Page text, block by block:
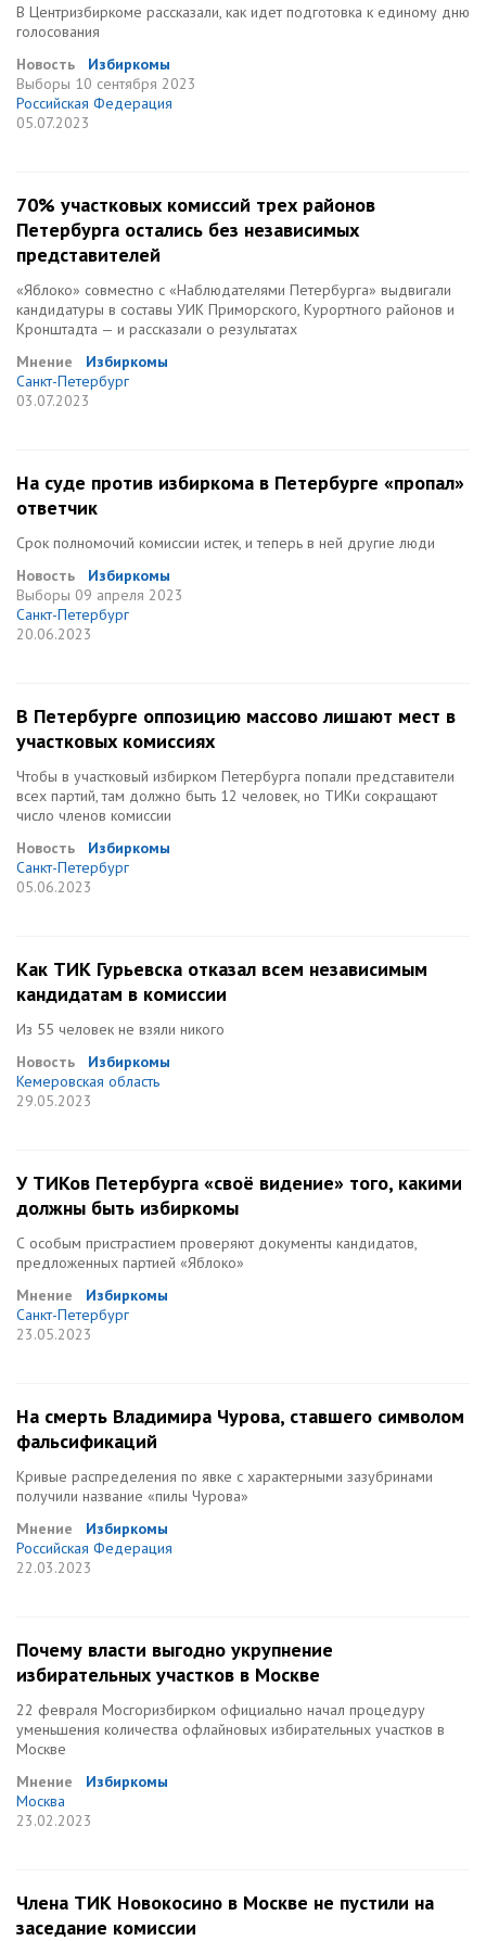
В Центризбиркоме рассказали, как идет подготовка к единому дню
голосования
Новость
Избиркомы
Выборы 10 сентября 2023
Российская Федерация
05.07.2023
70% участковых комиссий трех районов
Петербурга остались без независимых
представителей
«Яблоко» совместно с «Наблюдателями Петербурга» выдвигали
кандидатуры в составы УИК Приморского, Курортного районов и
Кронштадта — и рассказали о результатах
Мнение
Избиркомы
Санкт-Петербург
03.07.2023
На суде против избиркома в Петербурге «пропал»
ответчик
Срок полномочий комиссии истек, и теперь в ней другие люди
Новость
Избиркомы
Выборы 09 апреля 2023
Санкт-Петербург
20.06.2023
В Петербурге оппозицию массово лишают мест в
участковых комиссиях
Чтобы в участковый избирком Петербурга попали представители
всех партий, там должно быть 12 человек, но ТИКи сокращают
число членов комиссии
Новость
Избиркомы
Санкт-Петербург
05.06.2023
Как ТИК Гурьевска отказал всем независимым
кандидатам в комиссии
Из 55 человек не взяли никого
Новость
Избиркомы
Кемеровская область
29.05.2023
У ТИКов Петербурга «своё видение» того, какими
должны быть избиркомы
С особым пристрастием проверяют документы кандидатов,
предложенных партией «Яблоко»
Мнение
Избиркомы
Санкт-Петербург
23.05.2023
На смерть Владимира Чурова, ставшего символом
фальсификаций
Кривые распределения по явке с характерными зазубринами
получили название «пилы Чурова»
Мнение
Избиркомы
Российская Федерация
22.03.2023
Почему власти выгодно укрупнение
избирательных участков в Москве
22 февраля Мосгоризбирком официально начал процедуру
уменьшения количества офлайновых избирательных участков в
Москве
Мнение
Избиркомы
Москва
23.02.2023
Члена ТИК Новокосино в Москве не пустили на
заседание комиссии